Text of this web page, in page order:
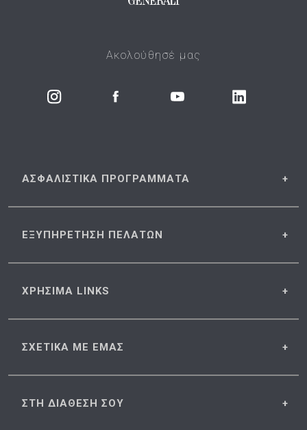
Ακολούθησέ μας
ΑΣΦΑΛΙΣΤΙΚΑ ΠΡΟΓΡΑΜΜΑΤΑ
ΕΞΥΠΗΡΕΤΗΣΗ ΠΕΛΑΤΩΝ
ΧΡΗΣΙΜΑ LINKS
ΣΧΕΤΙΚΑ ΜΕ ΕΜΑΣ
ΣΤΗ ΔΙΑΘΕΣΗ ΣΟΥ